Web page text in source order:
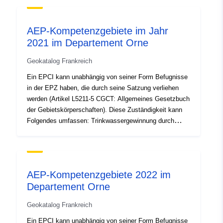
Verteilung bis zum Anschluss des Teilnehmers.Eine
diese Zuständigkeit übertragen- sie an eine andere
öffentliche Einrichtung oder eine andere Stelle
somit andere „Zuständigkeitsbereiche“ als die
Verwaltungsbereiche der EPCI.Diese Schicht umfasst
die so definierten „EPA-Zuständigkeitsbereiche“, die zu
einem bestimmten Zeitpunkt in einer Abteilung
vorhanden sind. Quelle: DDT61/SEB/BNPE – Gültigkeit:
01/01/2021
AEP-Kompetenzgebiete im Jahr
2021 im Departement Orne
Geokatalog Frankreich
Ein EPCI kann unabhängig von seiner Form Befugnisse
in der EPZ haben, die durch seine Satzung verliehen
werden (Artikel L5211-5 CGCT: Allgemeines Gesetzbuch
der Gebietskörperschaften). Diese Zuständigkeit kann
Folgendes umfassen: Trinkwassergewinnung durch
Verteilung bis zum Anschluss des Teilnehmers.Eine
diese Zuständigkeit übertragen- sie an eine andere
öffentliche Einrichtung oder eine andere Stelle
somit andere „Zuständigkeitsbereiche“ als die
Verwaltungsbereiche der EPCI.Diese Schicht umfasst
AEP-Kompetenzgebiete 2022 im
Departement Orne
Geokatalog Frankreich
Ein EPCI kann unabhängig von seiner Form Befugnisse